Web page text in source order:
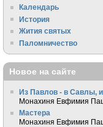
Календарь
История
Жития святых
Паломничество
Новое на сайте
Из Павлов - в Савлы,
Монахиня Евфимия
Мастера
Монахиня Евфимия